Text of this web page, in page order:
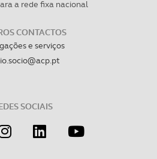
serviços a prestar.
de certo tipo de Cookies e
ter impacto na sua
no Website e nos serviços
do site.
a rede fixa nacional
CONTACTOS
e serviços
SOCIAIS